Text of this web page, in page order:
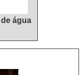
em itens como
de
ao fato de a
estrutura que
água